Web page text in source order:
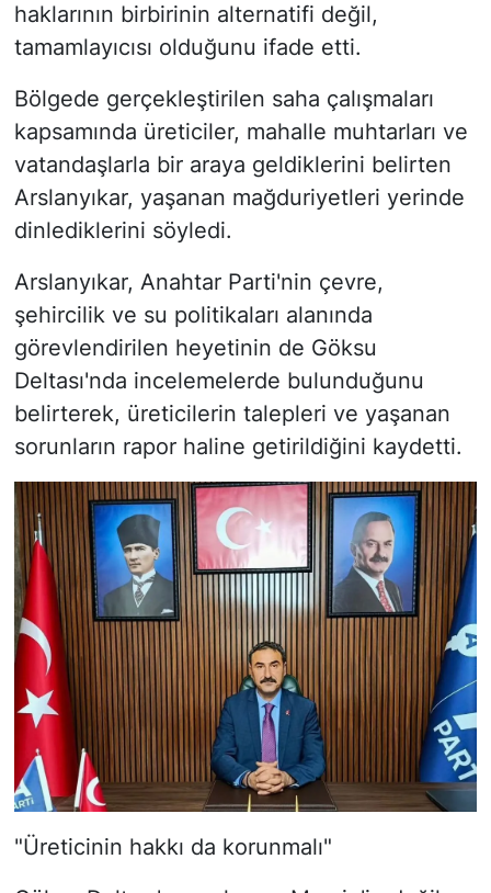
haklarının birbirinin alternatifi değil,
tamamlayıcısı olduğunu ifade etti.
Bölgede gerçekleştirilen saha çalışmaları
kapsamında üreticiler, mahalle muhtarları ve
vatandaşlarla bir araya geldiklerini belirten
Arslanyıkar, yaşanan mağduriyetleri yerinde
dinlediklerini söyledi.
Arslanyıkar, Anahtar Parti'nin çevre,
şehircilik ve su politikaları alanında
görevlendirilen heyetinin de Göksu
Deltası'nda incelemelerde bulunduğunu
belirterek, üreticilerin talepleri ve yaşanan
sorunların rapor haline getirildiğini kaydetti.
"Üreticinin hakkı da korunmalı"